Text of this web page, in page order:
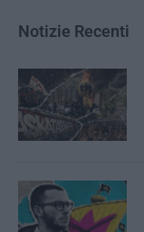
Notizie Recenti